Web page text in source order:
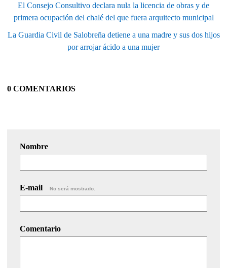
El Consejo Consultivo declara nula la licencia de obras y de
primera ocupación del chalé del que fuera arquitecto municipal
La Guardia Civil de Salobreña detiene a una madre y sus dos hijos
por arrojar ácido a una mujer
0 COMENTARIOS
Nombre
E-mail No será mostrado.
Comentario